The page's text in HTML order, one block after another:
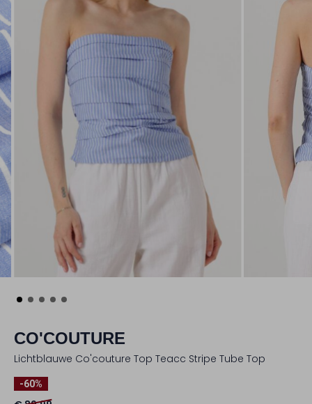
CO'COUTURE
Lichtblauwe Co'couture Top Teacc Stripe Tube Top
-60%